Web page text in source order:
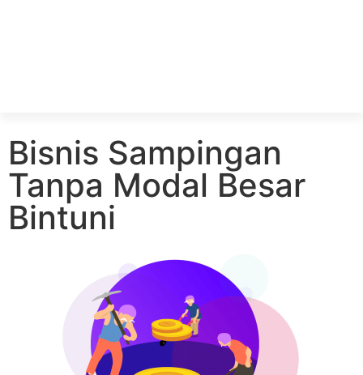
Bisnis Sampingan
Tanpa Modal Besar
Bintuni